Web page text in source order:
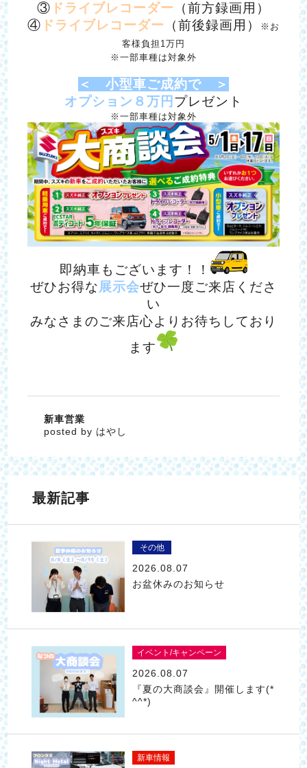
③ ドライブレコーダー （前方録画用）
④ ドライブレコーダー （前後録画用）
※お
客様負担1万円
※一部車種は対象外
＜ 小型車ご成約で ＞
オプション８万円 プレゼント
※一部車種は対象外
即納車もございます！！
ぜひお得な展示会ぜひ一度ご来店くださ
い
みなさまのご来店心よりお待ちしており
ます
新車営業
posted by はやし
最新記事
その他
2026.08.07
お盆休みのお知らせ
イベント/キャンペーン
2026.08.07
『夏の大商談会』開催します(*
^^*)
新車情報